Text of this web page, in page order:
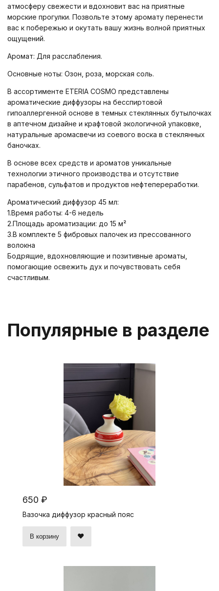
атмосферу свежести и вдохновит вас на приятные
морские прогулки. Позвольте этому аромату перенести
вас к побережью и окутать вашу жизнь волной приятных
ощущений.
Аромат: Для расслабления.
Основные ноты: Озон, роза, морская соль.
В ассортименте ETERIA COSMO представлены
ароматические диффузоры на бесспиртовой
гипоаллергенной основе в темных стеклянных бутылочках
в аптечном дизайне и крафтовой экологичной упаковке,
натуральные аромасвечи из соевого воска в стеклянных
баночках.
В основе всех средств и ароматов уникальные
технологии этичного производства и отсутствие
парабенов, сульфатов и продуктов нефтепереработки.
Ароматический диффузор 45 мл:
1.Время работы: 4-6 недель
2.Площадь ароматизации: до 15 м²
3.В комплекте 5 фибровых палочек из прессованного
волокна
Бодрящие, вдохновляющие и позитивные ароматы,
помогающие освежить дух и почувствовать себя
счастливым.
Популярные в разделе
650 ₽
Вазочка диффузор красный пояс
В корзину